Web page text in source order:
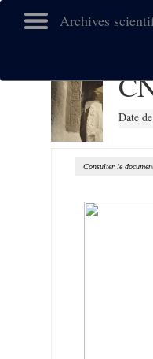
Archives
Date
Consulter le